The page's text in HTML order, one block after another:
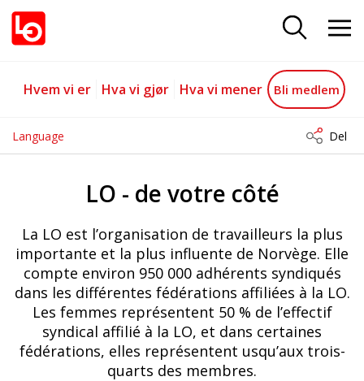
French
Gå til hovedinnhold
Gå til navigasjon
Hvem vi er Hva vi gjør Hva vi mener Bli medlem
Language Del
LO - de votre côté
La LO est l’organisation de travailleurs la plus
importante et la plus influente de Norvège. Elle
compte environ 950 000 adhérents syndiqués
dans les différentes fédérations affiliées à la LO.
Les femmes représentent 50 % de l’effectif
syndical affilié à la LO, et dans certaines
fédérations, elles représentent usqu’aux trois-
quarts des membres.